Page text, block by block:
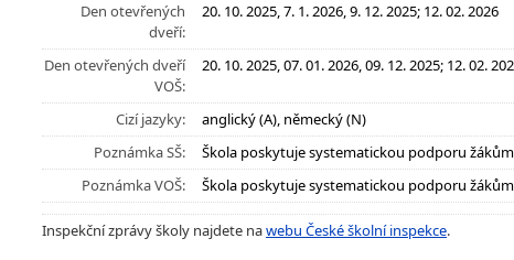
Den otevřených
dveří:
20. 10. 2025, 7. 1. 2026, 9. 12. 2025; 12. 02. 2026
Den otevřených dveří
VOŠ:
20. 10. 2025, 07. 01. 2026, 09. 12. 2025; 12. 02.
Cizí jazyky:
anglický (A), německý (N)
Poznámka SŠ:
Škola poskytuje systematickou podporu
Poznámka VOŠ:
Škola poskytuje systematickou podporu
Inspekční zprávy školy najdete nawebu České školní inspekce.